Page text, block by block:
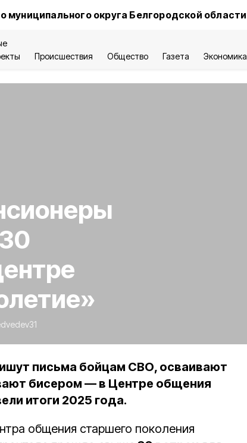
муниципального округа Белгородской области
Происшествия Общество Газета Экономика
письма бойцам СВО, осваивают
бисером — в Центре общения
итоги 2025 года.
общения старшего поколения